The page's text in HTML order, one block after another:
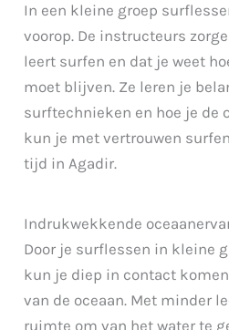
In een kleine groep
voorop. De instructeurs
leert surfen en dat je weet
moet blijven. Ze leren je
surftechnieken en hoe je de
kun je met vertrouwen
tijd in Agadir.
Indrukwekkende
Door je surflessen in kleine
kun je diep in contact
van de oceaan. Met minder
ruimte om van het water te